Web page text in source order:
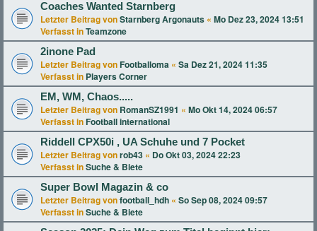
Coaches Wanted Starnberg
Letzter Beitrag vonStarnberg Argonauts « Mo Dez 23, 2024 13:51
Verfasst inTeamzone
2inone Pad
Letzter Beitrag von Footballoma « Sa Dez 21, 2024 11:35
Verfasst in Players Corner
EM, WM, Chaos.....
Letzter Beitrag von RomanSZ1991 « Mo Okt 14, 2024 06:57
Verfasst in Football international
Riddell CPX50i , UA Schuhe und 7 Pocket
Letzter Beitrag vonrob43 « Do Okt 03, 2024 22:23
Verfasst inSuche & Biete
Super Bowl Magazin & co
Letzter Beitrag vonfootball_hdh « So Sep 08, 2024 09:57
Verfasst inSuche & Biete